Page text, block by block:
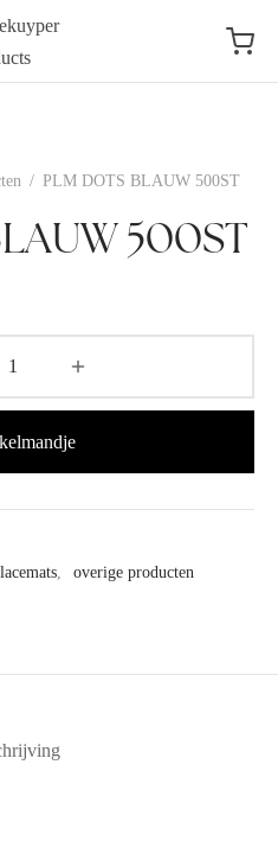
/ PLM DOTS BLAUW 500ST
500ST
,
overige producten